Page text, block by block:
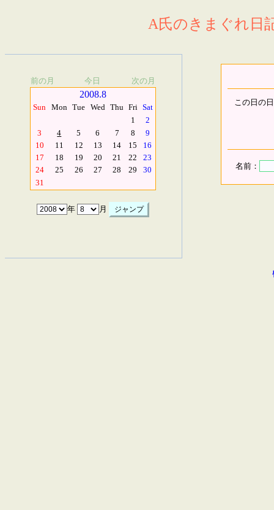
A氏のきまぐれ日
前の月 今日 次の月
2008.8
Sun Mon Tue Wed Thu Fri Sat
1
2
3
4 5 6 7 8
9
10
11 12 13 14 15
16
17
18 19 20 21 22
23
24
25 26 27 28 29
30
31
年 月
この日の
名前：